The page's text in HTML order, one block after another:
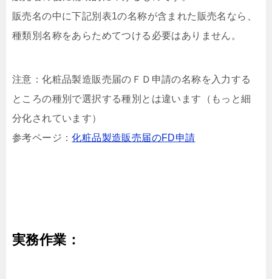
販売名の中に下記別表1の名称が含まれた販売名なら、
種類別名称をあらためてつける必要はありません。
注意：化粧品製造販売届のＦＤ申請の名称を入力する
ところの種別で選択する種別とは違います（もっと細
分化されています）
参考ページ：化粧品製造販売届のFD申請
実務作業：